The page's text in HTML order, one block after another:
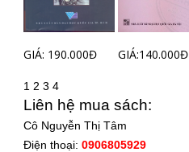
GIÁ: 190.000Đ GIÁ:140.000Đ
1 2 3 4
Liên hệ mua sách:
Cô Nguyễn Thị Tâm
Điện thoại: 0906805929